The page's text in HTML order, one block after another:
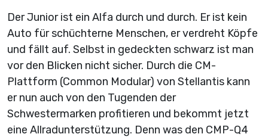
Der Junior ist ein Alfa durch und durch. Er ist kein
Auto für schüchterne Menschen, er verdreht Köpfe
und fällt auf. Selbst in gedeckten schwarz ist man
vor den Blicken nicht sicher. Durch die CM-
Plattform (Common Modular) von Stellantis kann
er nun auch von den Tugenden der
Schwestermarken profitieren und bekommt jetzt
eine Allradunterstützung. Denn was den CMP-Q4